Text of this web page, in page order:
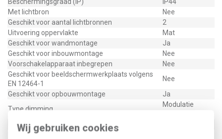
Wij gebruiken cookies
Met lichtbron
Nee
Geschikt voor aantal lichtbronnen
2
Uitvoering oppervlakte
Mat
Geschikt voor wandmontage
Ja
Geschikt voor inbouwmontage
Nee
Voorschakelapparaat inbegrepen
Nee
Geschikt voor beeldschermwerkplaats volgens
EN 12464-1
Nee
Geschikt voor opbouwmontage
Ja
Type dimming
Modulatie
Noodunit geïntegreerd
Max. systeemvermogen